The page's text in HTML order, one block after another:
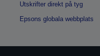
Utskrifter direkt på tyg
Epsons globala webbplats